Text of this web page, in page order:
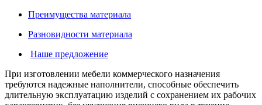
Преимущества материала
Разновидности материала
Наше предложение
При изготовлении мебели коммерческого назначения
требуются надежные наполнители, способные обеспечить
длительную эксплуатацию изделий с сохранением их рабочих